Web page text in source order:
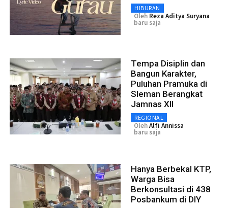
HIBURAN
Oleh Reza Aditya Suryana
baru saja
Tempa Disiplin dan
Bangun Karakter,
Puluhan Pramuka di
Sleman Berangkat
Jamnas XII
REGIONAL
OlehAlfi Annissa
baru saja
Hanya Berbekal KTP,
Warga Bisa
Berkonsultasi di 438
Posbankum di DIY